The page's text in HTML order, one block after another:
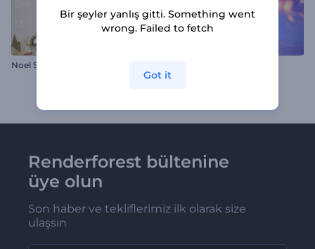
Noel Süsü Giriş Videosu
Renderforest bültenine
üye olun
Son haber ve tekliflerimiz ilk olarak size
ulaşsın
Bir şeyler yanlış gitti. Something went
wrong. Failed to fetch
Got it